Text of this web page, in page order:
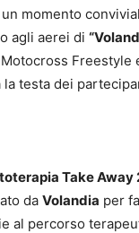
un momento
agli aerei di
Freestyle
testa dei
Take Away
da Volandia per
al percorso